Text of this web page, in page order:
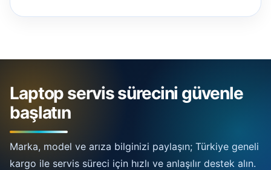
Laptop servis sürecini güvenle
başlatın
Marka, model ve arıza bilginizi paylaşın; Türkiye geneli
kargo ile servis süreci için hızlı ve anlaşılır destek alın.